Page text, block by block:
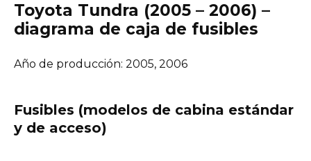
Toyota Tundra (2005 – 2006) –
diagrama de caja de fusibles
Año de producción: 2005, 2006
Fusibles (modelos de cabina estándar
y de acceso)